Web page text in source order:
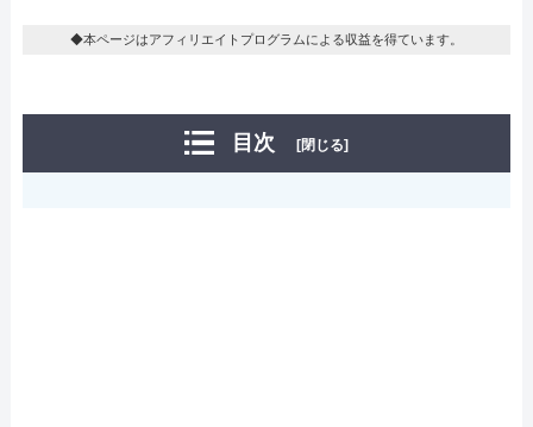
◆本ページはアフィリエイトプログラムによる収益を得ています。
目次 [閉じる]